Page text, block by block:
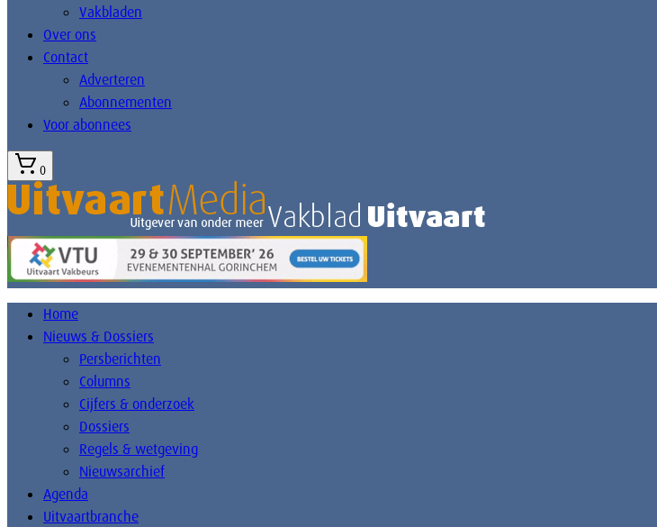
Vakbladen
Over ons
Contact
Adverteren
Abonnementen
Voor abonnees
0
Home
Nieuws & Dossiers
Persberichten
Columns
Cijfers & onderzoek
Dossiers
Regels & wetgeving
Nieuwsarchief
Agenda
Uitvaartbranche